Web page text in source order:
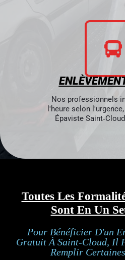
Nos professionnels
l'heure selon
Épaviste
Toutes Les
Sont En Un
Pour Bénéficier D'un
Gratuit À Saint‑Cloud, Il
Remplir